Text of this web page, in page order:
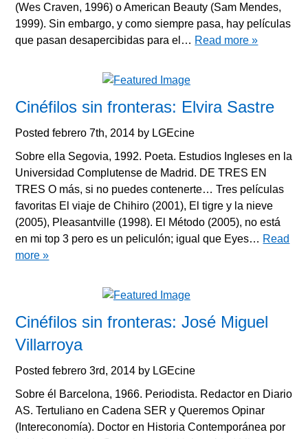
(Wes Craven, 1996) o American Beauty (Sam Mendes,
1999). Sin embargo, y como siempre pasa, hay películas
que pasan desapercibidas para el… Read more »
Cinéfilos sin fronteras: Elvira Sastre
Postedfebrero 7th, 2014 by LGEcine
Sobre ella Segovia, 1992. Poeta. Estudios Ingleses en la
Universidad Complutense de Madrid. DE TRES EN
TRES O más, si no puedes contenerte… Tres películas
favoritas El viaje de Chihiro (2001), El tigre y la nieve
(2005), Pleasantville (1998). El Método (2005), no está
en mi top 3 pero es un peliculón; igual que Eyes… Read
more »
Cinéfilos sin fronteras: José Miguel
Villarroya
Postedfebrero 3rd, 2014 by LGEcine
Sobre él Barcelona, 1966. Periodista. Redactor en Diario
AS. Tertuliano en Cadena SER y Queremos Opinar
(Intereconomía). Doctor en Historia Contemporánea por